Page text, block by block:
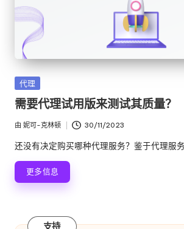
的
住
宅
代
理
服
务
器
[
理，
关
免
费
网
络
代
试
用、
代
设
发
布
在
代理
需要代理试用版来测试其质量？
发
布
由 妮可-克林顿 30/11/2023
还没有决定购买哪种代理服务？鉴于代理服
更多信息
支持